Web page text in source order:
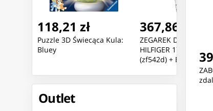
118,21 zł
Puzzle 3D Świecąca Kula:
Bluey
367,86 zł
ZEGAREK DAMSKI
HILFIGER 1782141 ARI
(zf542d) + BOX
Outlet